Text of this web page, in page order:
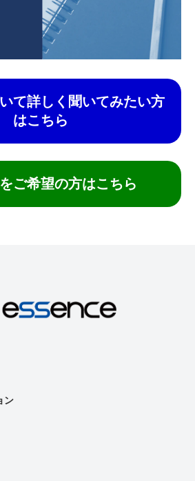
て詳しく聞いてみたい方
はこちら
ご希望の方はこちら
ン